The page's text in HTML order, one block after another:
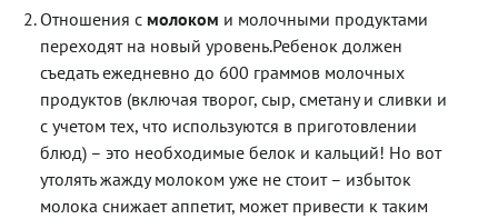
Отношения с молоком и молочными продуктами
переходят на новый уровень.Ребенок должен
съедать ежедневно до 600 граммов молочных
продуктов (включая творог, сыр, сметану и сливки и
с учетом тех, что используются в приготовлении
блюд) – это необходимые белок и кальций! Но вот
утолять жажду молоком уже не стоит – избыток
молока снижает аппетит, может привести к таким